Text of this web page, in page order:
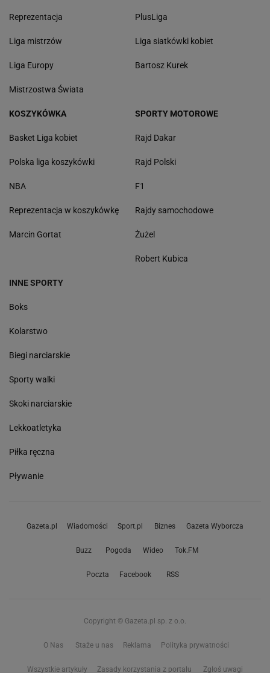
Reprezentacja
Liga mistrzów
Liga Europy
Mistrzostwa Świata
PlusLiga
Liga siatkówki kobiet
Bartosz Kurek
KOSZYKÓWKA
Basket Liga kobiet
Polska liga koszykówki
NBA
Reprezentacja w koszykówkę
Marcin Gortat
SPORTY MOTOROWE
Rajd Dakar
Rajd Polski
F1
Rajdy samochodowe
Żużel
Robert Kubica
INNE SPORTY
Boks
Kolarstwo
Biegi narciarskie
Sporty walki
Skoki narciarskie
Lekkoatletyka
Piłka ręczna
Pływanie
Gazeta.pl Wiadomości Sport.pl Biznes Gazeta Wyborcza
Buzz Pogoda Wideo Tok.FM
Poczta Facebook RSS
Copyright © Gazeta.pl sp. z o.o.
O Nas Staże u nas Reklama Polityka prywatności
Wszystkie artykuły Zasady korzystania z portalu Zgłoś uwagi